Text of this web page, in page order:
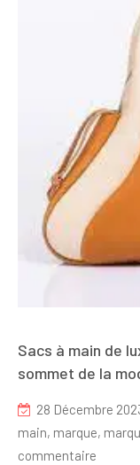
Sacs à main de
sommet de la
28 Décembre
main, marque,
commentaire